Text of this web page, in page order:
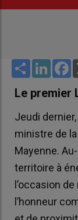
Share
Le premier
Jeudi
ministre de
Mayenne.
territoire à
l’occasion
l’honneur